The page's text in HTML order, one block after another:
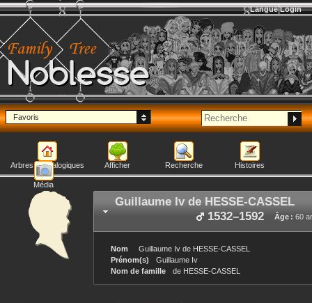
Noblesse
Langue Login
Favoris
Arbres généalogiques Afficher Recherche Histoires
Média
Guillaume Ivde HESSE-CASSEL
Âge : 60
1532–1592
Nom Guillaume Iv de HESSE-CASSEL
Prénom(s)
Guillaume Iv
Nom de famille
de HESSE-CASSEL